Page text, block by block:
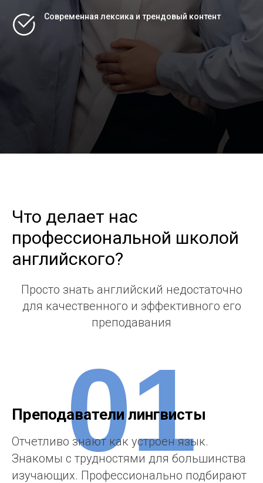
Современная лексика и трендовый контент
Что делает нас
профессиональной школой
английского?
Просто знать английский недостаточно
для качественного и эффективного его
преподавания
Преподаватели лингвисты
Отчетливо знают как устроен язык.
Знакомы с трудностями для большинства
изучающих. Профессионально подбирают
01